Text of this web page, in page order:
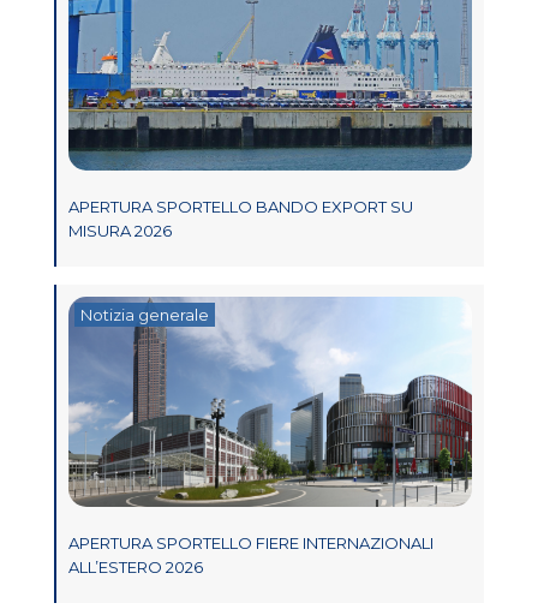
APERTURA SPORTELLO BANDO EXPORT SU
MISURA 2026
Notizia generale
APERTURA SPORTELLO FIERE INTERNAZIONALI
ALL’ESTERO 2026